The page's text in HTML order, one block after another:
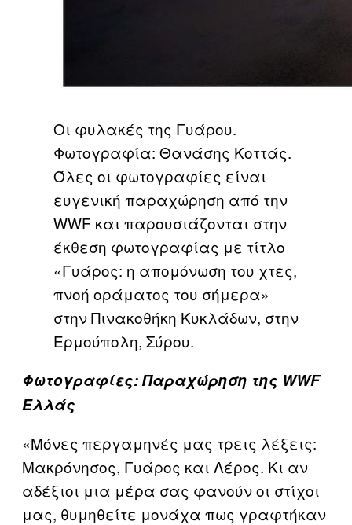
Οι φυλακές της Γυάρου.
Φωτογραφία: Θανάσης Κοττάς.
Όλες οι φωτογραφίες είναι
ευγενική παραχώρηση από την
WWF και παρουσιάζονται στην
έκθεση φωτογραφίας με τίτλο
«Γυάρος: η απομόνωση του χτες,
πνοή οράματος του σήμερα»
στην Πινακοθήκη Κυκλάδων, στην
Ερμούπολη, Σύρου.
Φωτογραφίες: Παραχώρηση της WWF
Ελλάς
«Μόνες περγαμηνές μας τρεις λέξεις:
Μακρόνησος, Γυάρος και Λέρος. Κι αν
αδέξιοι μια μέρα σας φανούν οι στίχοι
μας, θυμηθείτε μονάχα πως γραφτήκαν